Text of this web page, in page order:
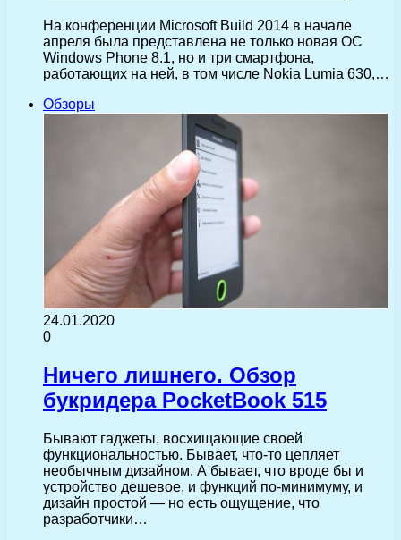
На конференции Microsoft Build 2014 в начале
апреля была представлена не только новая ОС
Windows Phone 8.1, но и три смартфона,
работающих на ней, в том числе Nokia Lumia 630,…
Обзоры
24.01.2020
0
Ничего лишнего. Обзор
букридера PocketBook 515
Бывают гаджеты, восхищающие своей
функциональностью. Бывает, что-то цепляет
необычным дизайном. А бывает, что вроде бы и
устройство дешевое, и функций по-минимуму, и
дизайн простой — но есть ощущение, что
разработчики…